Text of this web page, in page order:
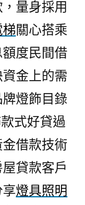
量身採用
關心搭乘
度民間借
資金上的需
燈飾目錄
式好貸過
借款技術
貸款客戶
燈具照明